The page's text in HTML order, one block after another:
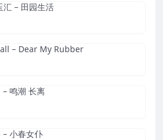
– 田园生活
– Dear My Rubber
– 鸣潮 长离
– 小春女仆